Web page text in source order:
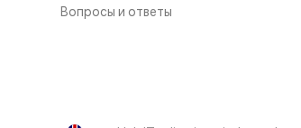
Вопросы и ответы